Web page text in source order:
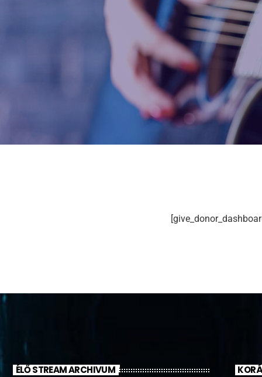
ÉLŐ STREAM ARCHIVUM